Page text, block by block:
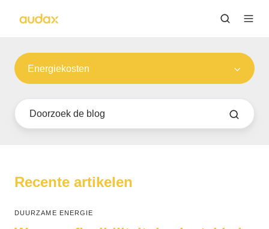
Energiekosten
Recente artikelen
DUURZAME ENERGIE